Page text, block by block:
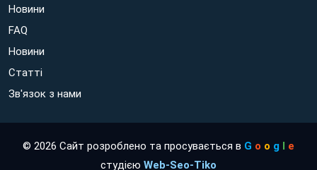
Новини
FAQ
Новини
Статті
Зв'язок з нами
© 2026 Сайт розроблено та просувається в G o o g l e
студією Web-Seo-Tiko